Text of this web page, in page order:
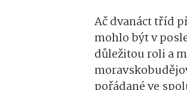
Ač dvanáct tříd
mohlo být v
důležitou roli a